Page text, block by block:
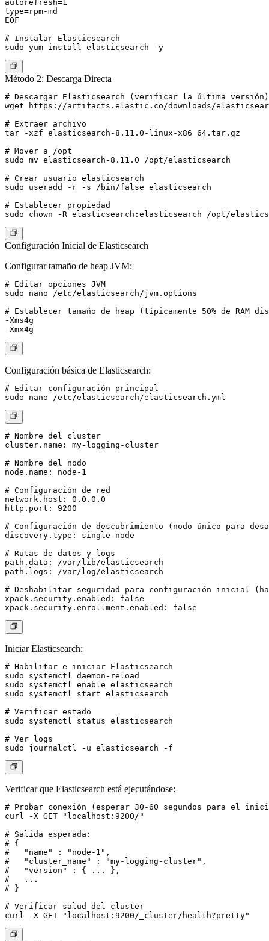
autorefresh=1
type=rpm-md
EOF
# Instalar Elasticsearch
Método 2: Descarga Directa
# Descargar Elasticsearch (verificar la última versión)
wget https://artifacts.elastic.co/downloads/
# Extraer archivo
tar -xzf elasticsearch-8.11.0-linux-x86_64.tar.gz
# Mover a /opt
sudo mv elasticsearch-8.11.0 /opt/elasticsearch
# Crear usuario elasticsearch
sudo useradd -r -s /bin/false elasticsearch
# Establecer propiedad
Configuración Inicial de Elasticsearch
Configurar tamaño de heap JVM:
# Editar opciones JVM
sudo nano /etc/elasticsearch/jvm.options
# Establecer tamaño de heap (típicamente 50% de RAM
-Xms4g
Configuración básica de Elasticsearch:
# Editar configuración principal
# Nombre del cluster
cluster.name: my-logging-cluster
# Nombre del nodo
node.name: node-1
# Configuración de red
network.host: 0.0.0.0
http.port: 9200
# Configuración de descubrimiento (nodo único para
discovery.type: single-node
# Rutas de datos y logs
path.data: /var/lib/elasticsearch
path.logs: /var/log/elasticsearch
# Deshabilitar seguridad para configuración inicial
xpack.security.enabled: false
Iniciar Elasticsearch:
# Habilitar e iniciar Elasticsearch
sudo systemctl daemon-reload
sudo systemctl enable elasticsearch
sudo systemctl start elasticsearch
# Verificar estado
sudo systemctl status elasticsearch
# Ver logs
Verificar que Elasticsearch está ejecutándose:
# Probar conexión (esperar 30-60 segundos para el
curl -X GET "localhost:9200/"
# Salida esperada:
# {
#   "name" : "node-1",
#   "cluster_name" : "my-logging-cluster",
#   "version" : { ... },
#   ...
# }
# Verificar salud del cluster